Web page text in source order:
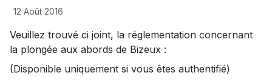
12 Août 2016
Veuillez trouvé ci joint, la réglementation concernant
la plongée aux abords de Bizeux :
(Disponible uniquement si vous êtes authentifié)